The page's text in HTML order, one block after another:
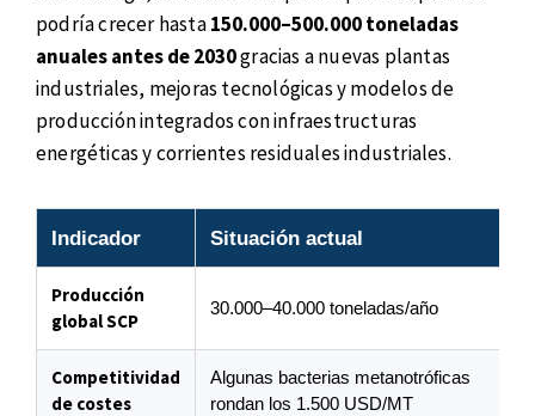
podría crecer hasta150.000–500.000 toneladas
anuales antes de 2030gracias a nuevas plantas
industriales, mejoras tecnológicas y modelos de
producción integrados con infraestructuras
energéticas y corrientes residuales industriales.
Indicador Situación actual
Producción
global SCP
30.000–40.000 toneladas/año
Competitividad
de costes
Algunas bacterias metanotróficas
rondan los 1.500 USD/MT